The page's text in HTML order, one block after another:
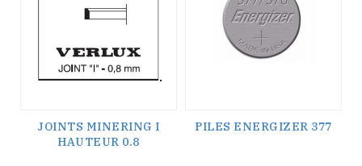
JOINTS MINERING I
HAUTEUR 0.8
PILES ENERGIZER 377